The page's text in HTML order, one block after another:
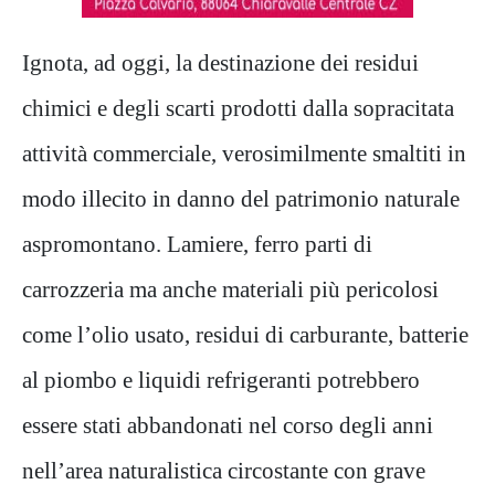
Ignota, ad oggi, la destinazione dei residui
chimici e degli scarti prodotti dalla sopracitata
attività commerciale, verosimilmente smaltiti in
modo illecito in danno del patrimonio naturale
aspromontano. Lamiere, ferro parti di
carrozzeria ma anche materiali più pericolosi
come l’olio usato, residui di carburante, batterie
al piombo e liquidi refrigeranti potrebbero
essere stati abbandonati nel corso degli anni
nell’area naturalistica circostante con grave